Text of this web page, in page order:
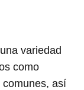
variedad
como
así